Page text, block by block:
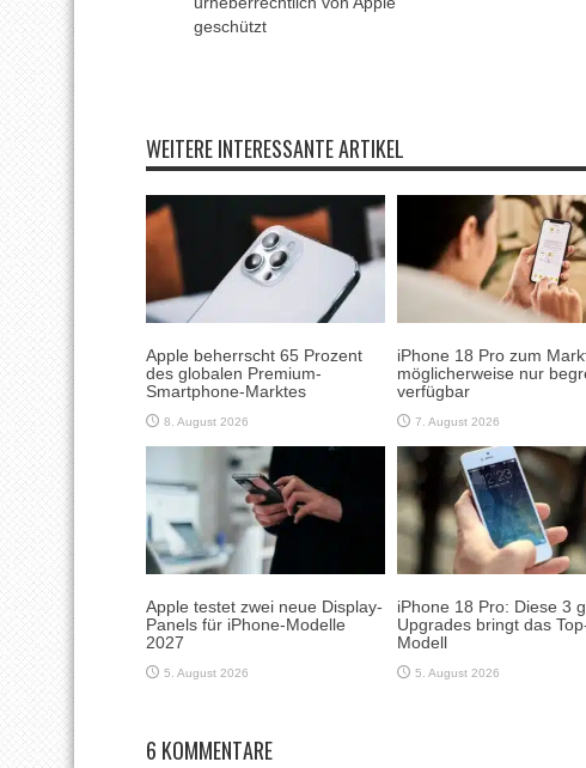
geschützt
WEITERE INTERESSANTE ARTIKEL
Apple beherrscht 65 Prozent
des globalen Premium-
Smartphone-Marktes
8. August 2026
iPhone 18 Pro zum
möglicherweise nur
verfügbar
7. August 2026
Apple testet zwei neue Display-
Panels für iPhone-Modelle
2027
5. August 2026
iPhone 18 Pro: Diese 3
Upgrades bringt das
Modell
5. August 2026
6 KOMMENTARE